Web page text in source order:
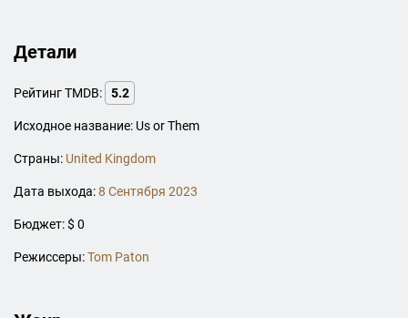
Детали
Рейтинг TMDB: 5.2
Исходное название: Us or Them
Страны: United Kingdom
Дата выхода:8 Сентября 2023
Бюджет: $ 0
Режиссеры:Tom Paton